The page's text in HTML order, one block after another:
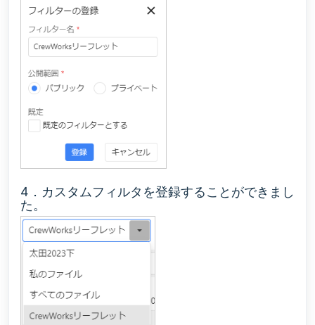
4．カスタムフィルタを登録することができまし
た。